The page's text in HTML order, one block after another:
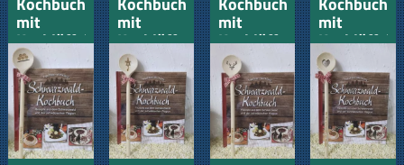
mit
Kochlöffel
-
Bollenhut
mit
Kochlöffel
-
Kuckucksuhr
mit
Kochlöffel
-
Kirschkopf
Schwarzwald
mit
Kochlöffel
- Bei Oma
schmeckt`s
am
Besten